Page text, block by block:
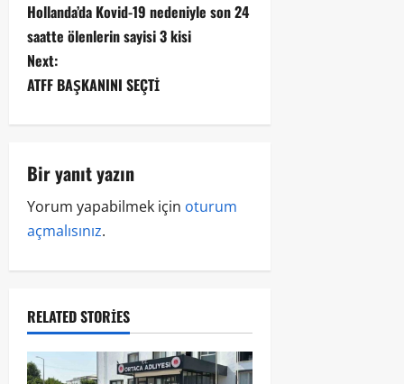
Hollanda’da Kovid-19 nedeniyle son 24
saatte ölenlerin sayisi 3 kisi
Next:
ATFF BAŞKANINI SEÇTİ
Bir yanıt yazın
Yorum yapabilmek için oturum
açmalısınız.
RELATED STORIES